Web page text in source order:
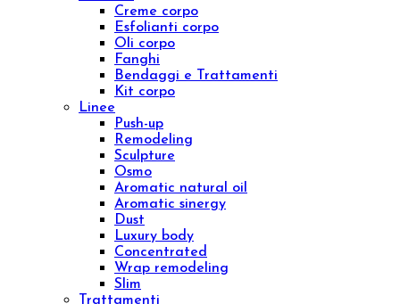
Elisir shock
Diamond
Purifing
Luxury
Concentrated
Whitening
Sensitive
Aromatic sinergy
Eye contour treatment
Hydrating and Nutritive
Professional face
Trattamenti
Diamond Lifting Face
H2O Treatment
Purifing Treatment
Sensitive Treatment
Venere o Afrodite?
Whitening Treatment
Filler Radiesse